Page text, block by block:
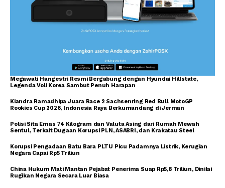
Megawati Hangestri Resmi Bergabung dengan Hyundai Hillstate,
Legenda Voli Korea Sambut Penuh Harapan
Kiandra Ramadhipa Juara Race 2 Sachsenring Red Bull MotoGP
Rookies Cup 2026, Indonesia Raya Berkumandang di Jerman
Polisi Sita Emas 74 Kilogram dan Valuta Asing dari Rumah Mewah
Sentul, Terkait Dugaan Korupsi PLN, ASABRI, dan Krakatau Steel
Korupsi Pengadaan Batu Bara PLTU Picu Padamnya Listrik, Kerugian
Negara Capai Rp5 Triliun
China Hukum Mati Mantan Pejabat Penerima Suap Rp5,8 Triliun, Dinilai
Rugikan Negara Secara Luar Biasa